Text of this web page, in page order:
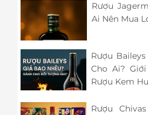
Rượu
Ai Nên Mua
Rượu
Cho Ai?
Rượu Kem
Rượu